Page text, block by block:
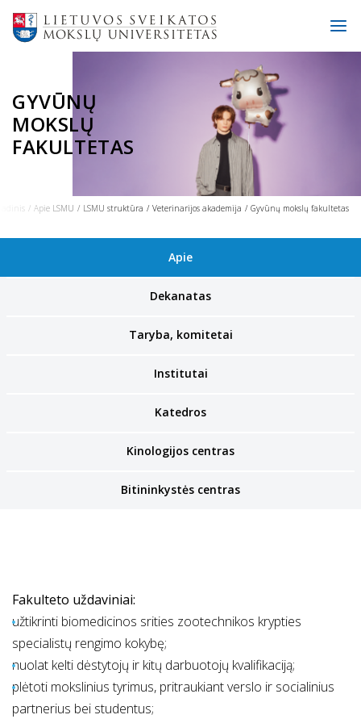
GYVŪNŲ
MOKSLŲ
FAKULTETAS
Apie LSMU LSMU struktūra Veterinarijos akademija Gyvūnų mokslų fakultetas
Apie
Dekanatas
Taryba, komitetai
Institutai
Katedros
Kinologijos centras
Bitininkystės centras
Fakulteto uždaviniai:
užtikrinti biomedicinos srities zootechnikos krypties
specialistų rengimo kokybę;
nuolat kelti dėstytojų ir kitų darbuotojų kvalifikaciją;
plėtoti mokslinius tyrimus, pritraukiant verslo ir socialinius
partnerius bei studentus;